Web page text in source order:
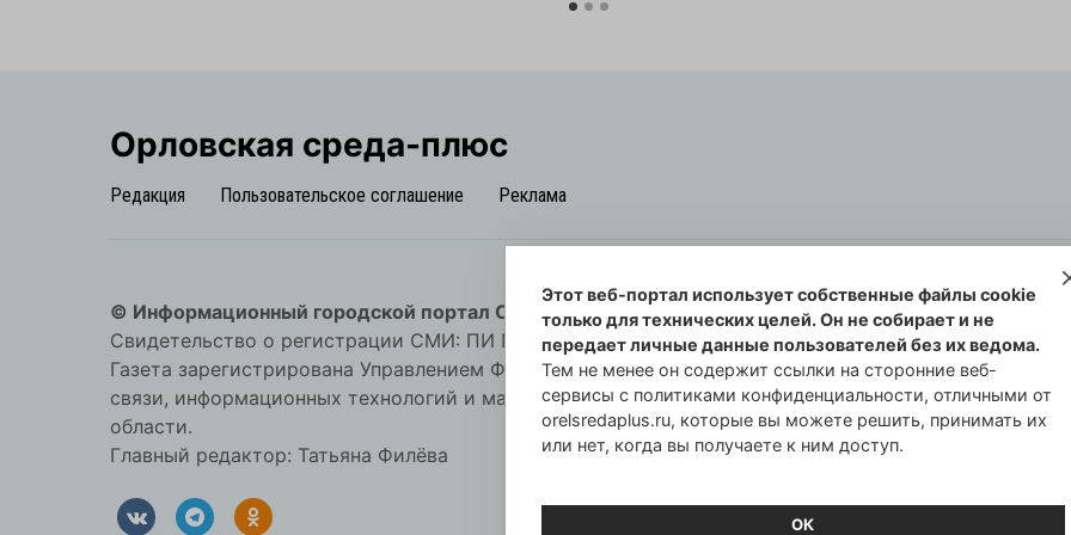
Орловская cреда-плюс
Редакция Пользовательское соглашение Реклама
© Информационный городской портал Орловская cреда-плюс, 2021-2026
Свидетельство о регистрации СМИ: ПИ №57-00254 от 29 октября 2013 г.
Газета зарегистрирована Управлением Федеральной службы по надзору в сфере
связи, информационных технологий и массовых коммуникаций по Орловской
области.
Главный редактор: Татьяна Филёва
Этот веб-портал использует собственные файлы cookie
только для технических целей. Он не собирает и не
передает личные данные пользователей без их ведома.
Тем не менее он содержит ссылки на сторонние веб-
сервисы с политиками конфиденциальности, отличными от
orelsredaplus.ru, которые вы можете решить, принимать их
или нет, когда вы получаете к ним доступ.
ОК